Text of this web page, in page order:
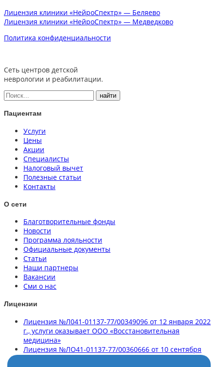
Лицензия клиники «НейроСпектр» — Беляево
Лицензия клиники «НейроСпектр» — Медведково
Политика конфиденциальности
Сеть центров детской
неврологии и реабилитации.
Пациентам
Услуги
Цены
Акции
Специалисты
Налоговый вычет
Полезные статьи
Контакты
О сети
Благотворительные фонды
Новости
Программа лояльности
Официальные документы
Статьи
Наши партнеры
Вакансии
Сми о нас
Лицензии
Лицензия №Л041-01137-77/00349096 от 12 января 2022
г., услуги оказывает ООО «Восстановительная
медицина»
Лицензия №ЛО41-01137-77/00360666 от 10 сентября